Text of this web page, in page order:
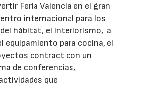
Feria Valencia en el gran
internacional para los
hábitat, el interiorismo, la
equipamiento para cocina, el
contract con un
de conferencias,
que